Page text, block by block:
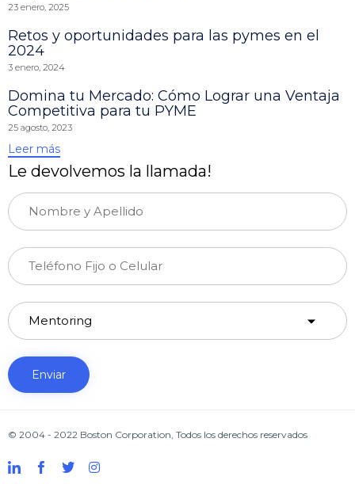
23 enero, 2025
Retos y oportunidades para las pymes en el
2024
3 enero, 2024
Domina tu Mercado: Cómo Lograr una Ventaja
Competitiva para tu PYME
25 agosto, 2023
Leer más
Le devolvemos la llamada!
© 2004 - 2022 Boston Corporation, Todos los derechos reservados